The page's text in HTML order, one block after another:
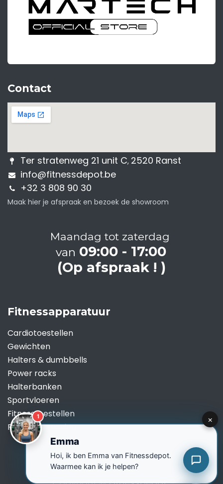
Contact
Ter stratenweg 21 unit C, 2520 Ranst
info@fitnessdepot.be
+32 3 808 90 30
Maak hier je afspraak en bezoek de showroom
Maandag tot zaterdag
van 09:00 - 17:00
(Op afspraak ! )
Fitnessapparatuur
Cardiotoestellen
Gewichten
Halters & dumbbells
Power racks
Halterbanken
Sportvloeren
Fitnesstoestellen
Renting & Leasing